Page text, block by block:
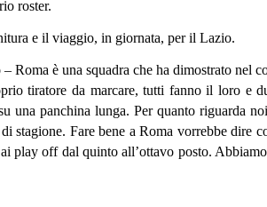
roster.
e il viaggio, in giornata, per il Lazio.
è una squadra che ha dimostrato nel
tiratore da marcare, tutti fanno il loro e
una panchina lunga. Per quanto riguarda
Fare bene a Roma vorrebbe dire
off dal quinto all’ottavo posto.